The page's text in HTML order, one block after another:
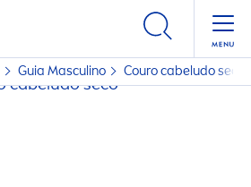
Guia Masculino Couro cabeludo